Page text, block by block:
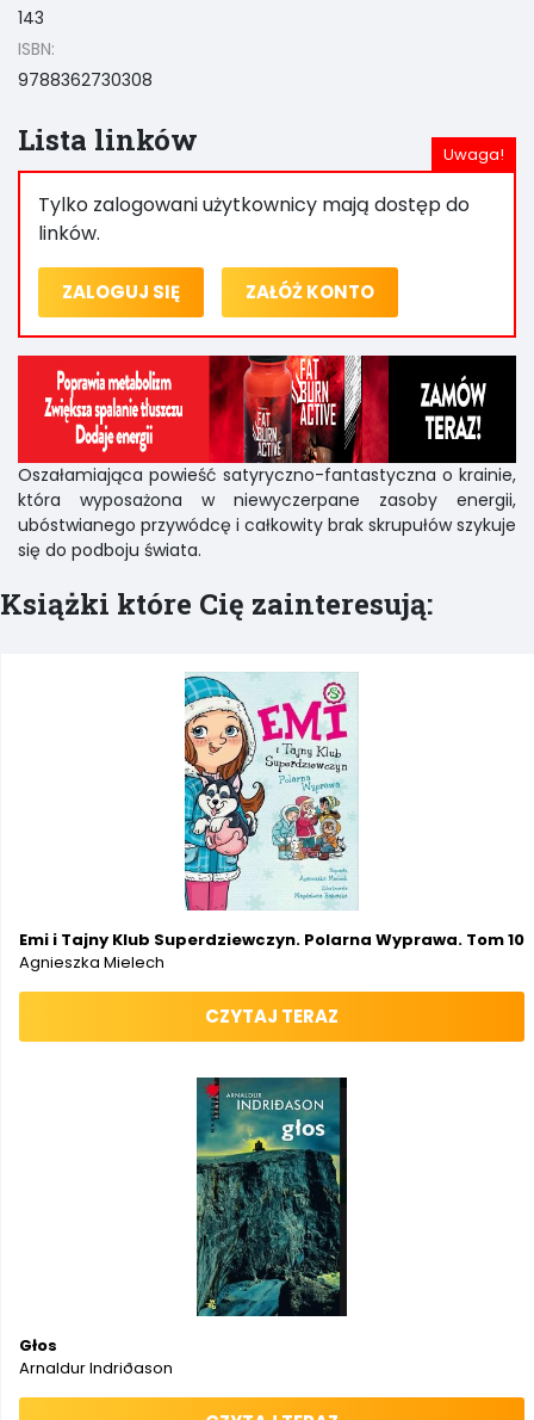
143
ISBN:
9788362730308
Lista linków
Tylko zalogowani użytkownicy mają dostęp do
linków.
ZALOGUJ SIĘ ZAŁÓŻ KONTO
Oszałamiająca powieść satyryczno-fantastyczna o krainie,
która wyposażona w niewyczerpane zasoby energii,
ubóstwianego przywódcę i całkowity brak skrupułów szykuje
się do podboju świata.
Książki które Cię zainteresują:
Emi i Tajny Klub Superdziewczyn. Polarna Wyprawa. Tom 10
Agnieszka Mielech
CZYTAJ TERAZ
Głos
Arnaldur Indriðason